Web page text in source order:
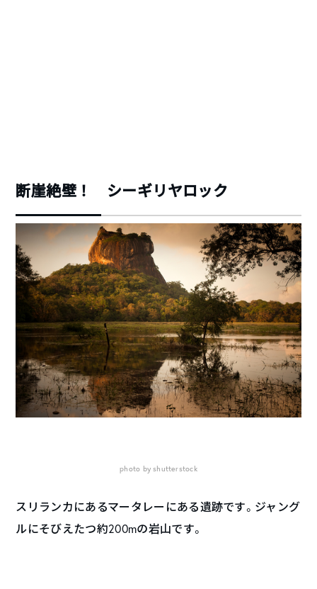
断崖絶壁！ シーギリヤロック
photo by shutterstock
スリランカにあるマータレーにある遺跡です。ジャング
ルにそびえたつ約200mの岩山です。